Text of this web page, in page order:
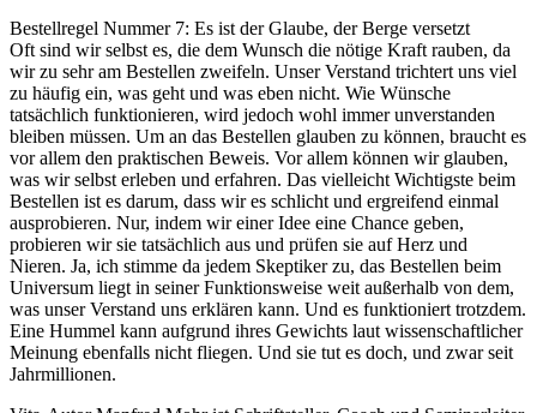
Bestellregel Nummer 7: Es ist der Glaube, der Berge versetzt
Oft sind wir selbst es, die dem Wunsch die nötige Kraft rauben, da
wir zu sehr am Bestellen zweifeln. Unser Verstand trichtert uns viel
zu häufig ein, was geht und was eben nicht. Wie Wünsche
tatsächlich funktionieren, wird jedoch wohl immer unverstanden
bleiben müssen. Um an das Bestellen glauben zu können, braucht es
vor allem den praktischen Beweis. Vor allem können wir glauben,
was wir selbst erleben und erfahren. Das vielleicht Wichtigste beim
Bestellen ist es darum, dass wir es schlicht und ergreifend einmal
ausprobieren. Nur, indem wir einer Idee eine Chance geben,
probieren wir sie tatsächlich aus und prüfen sie auf Herz und
Nieren. Ja, ich stimme da jedem Skeptiker zu, das Bestellen beim
Universum liegt in seiner Funktionsweise weit außerhalb von dem,
was unser Verstand uns erklären kann. Und es funktioniert trotzdem.
Eine Hummel kann aufgrund ihres Gewichts laut wissenschaftlicher
Meinung ebenfalls nicht fliegen. Und sie tut es doch, und zwar seit
Jahrmillionen.